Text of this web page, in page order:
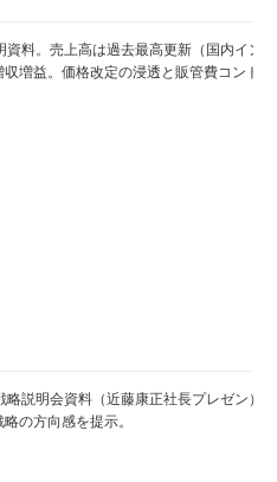
料。売上高は過去最高更新（国内イン
増益。価格改定の浸透と販管費コント
説明会資料（近藤康正社長プレゼン）
の方向感を提示。